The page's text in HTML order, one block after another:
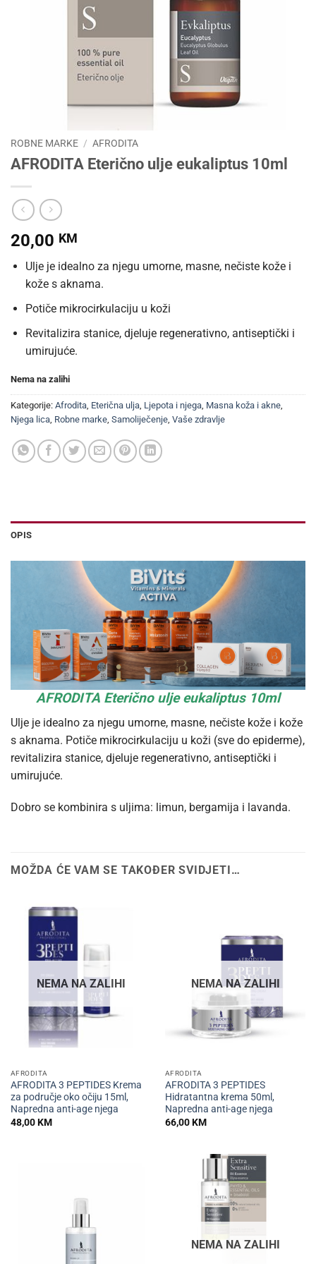
ROBNE MARKE / AFRODITA
AFRODITA Eterično ulje eukaliptus 10ml
20,00 KM
Ulje je idealno za njegu umorne, masne, nečiste kože i
kože s aknama.
Potiče mikrocirkulaciju u koži
Revitalizira stanice, djeluje regenerativno, antiseptički i
umirujuće.
Nema na zalihi
Kategorije: Afrodita, Eterična ulja, Ljepota i njega, Masna koža i akne,
Njega lica, Robne marke, Samoliječenje, Vaše zdravlje
OPIS
AFRODITA Eterično ulje eukaliptus 10ml
Ulje je idealno za njegu umorne, masne, nečiste kože i kože
s aknama. Potiče mikrocirkulaciju u koži (sve do epiderme),
revitalizira stanice, djeluje regenerativno, antiseptički i
umirujuće.
Dobro se kombinira s uljima: limun, bergamija i lavanda.
MOŽDA ĆE VAM SE TAKOĐER SVIDJETI…
NEMA NA ZALIHI
AFRODITA
AFRODITA 3 PEPTIDES Krema
za područje oko očiju 15ml,
Napredna anti-age njega
48,00KM
NEMA NA ZALIHI
AFRODITA
AFRODITA 3 PEPTIDES
Hidratantna krema 50ml,
Napredna anti-age njega
66,00KM
NEMA NA ZALIHI